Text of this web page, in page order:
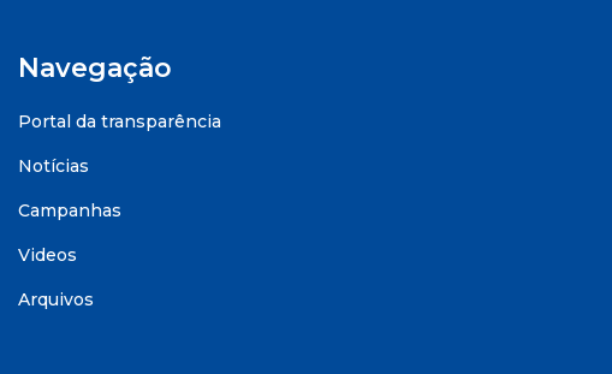
Navegação
Portal da transparência
Notícias
Campanhas
Videos
Arquivos